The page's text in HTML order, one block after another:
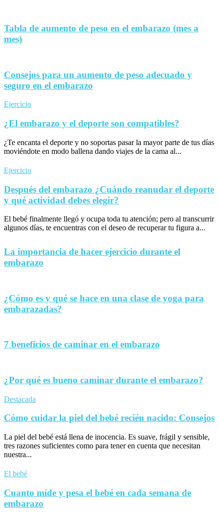
Tabla de aumento de peso en el embarazo (mes a
mes)
Consejos para un aumento de peso adecuado y
seguro en el embarazo
Ejercicio
¿El embarazo y el deporte son compatibles?
¿Te encanta el deporte y no soportas pasar la mayor parte de tus días
moviéndote en modo ballena dando viajes de la cama al...
Ejercicio
Después del embarazo ¿Cuándo reanudar el deporte
y qué actividad debes elegir?
El bebé finalmente llegó y ocupa toda tu atención; pero al transcurrir
algunos días, te encuentras con el deseo de recuperar tu figura a...
La importancia de hacer ejercicio durante el
embarazo
¿Cómo es y qué se hace en una clase de yoga para
embarazadas?
7 beneficios de caminar en el embarazo
¿Por qué es bueno caminar durante el embarazo?
Destacada
Cómo cuidar la piel del bebé recién nacido: Consejos
La piel del bebé está llena de inocencia. Es suave, frágil y sensible,
tres razones suficientes como para tener en cuenta que necesitan
nuestra...
El bebé
Cuanto mide y pesa el bebé en cada semana de
embarazo